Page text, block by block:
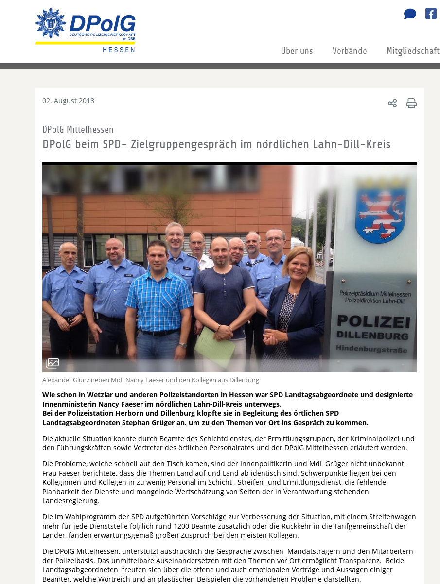
Über uns Verbände Mitgliedschaft
02. August 2018
DPolG Mittelhessen
DPolG beim SPD- Zielgruppengespräch im nördlichen Lahn-Dill-Kreis
Alexander Glunz neben MdL Nancy Faeser und den Kollegen aus Dillenburg
Wie schon in Wetzlar und anderen Polizeistandorten in Hessen war SPD Landtagsabgeordnete und designierte
Innenministerin Nancy Faeser im nördlichen Lahn-Dill-Kreis unterwegs.
Bei der Polizeistation Herborn und Dillenburg klopfte sie in Begleitung des örtlichen SPD
Landtagsabgeordneten Stephan Grüger an, um zu den Themen vor Ort ins Gespräch zu kommen.
Die aktuelle Situation konnte durch Beamte des Schichtdienstes, der Ermittlungsgruppen, der Kriminalpolizei und
den Führungskräften sowie Vertreter des örtlichen Personalrates und der DPolG Mittelhessen erläutert werden.
Die Probleme, welche schnell auf den Tisch kamen, sind der Innenpolitikerin und MdL Grüger nicht unbekannt.
Frau Faeser berichtete, dass die Themen Land auf und Land ab identisch sind. Schwerpunkte liegen bei den
Kolleginnen und Kollegen in zu wenig Personal im Schicht-, Streifen- und Ermittlungsdienst, die fehlende
Planbarkeit der Dienste und mangelnde Wertschätzung von Seiten der in Verantwortung stehenden
Landesregierung.
Die im Wahlprogramm der SPD aufgeführten Vorschläge zur Verbesserung der Situation, mit einem Streifenwagen
mehr für jede Dienststelle folglich rund 1200 Beamte zusätzlich oder die Rückkehr in die Tarifgemeinschaft der
Länder, fanden erwartungsgemäß großen Zuspruch bei den meisten Kollegen.
Die DPolG Mittelhessen, unterstützt ausdrücklich die Gespräche zwischen Mandatsträgern und den Mitarbeitern
der Polizeibasis. Das unmittelbare Auseinandersetzen mit den Themen vor Ort ermöglicht Transparenz. Beide
Landtagsabgeordneten freuten sich über die offene und auch emotionalen Vorträge und Aussagen einiger
Beamter, welche Wortreich und an plastischen Beispielen die vorhandenen Probleme darstellten.